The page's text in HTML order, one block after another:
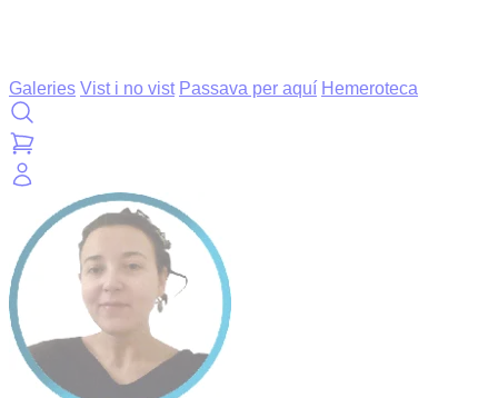
Galeries Vist i no vist Passava per aquí Hemeroteca